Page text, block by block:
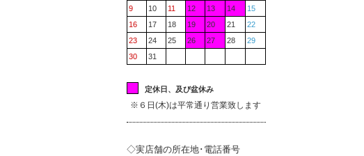
9
10 11 12 13 14
15
16
17 18 19 20 21
22
23
24 25 26 27 28
29
30
31
定休日、及び盆休み
※６日(木)は平常通り営業致します
◇実店舗の所在地･電話番号